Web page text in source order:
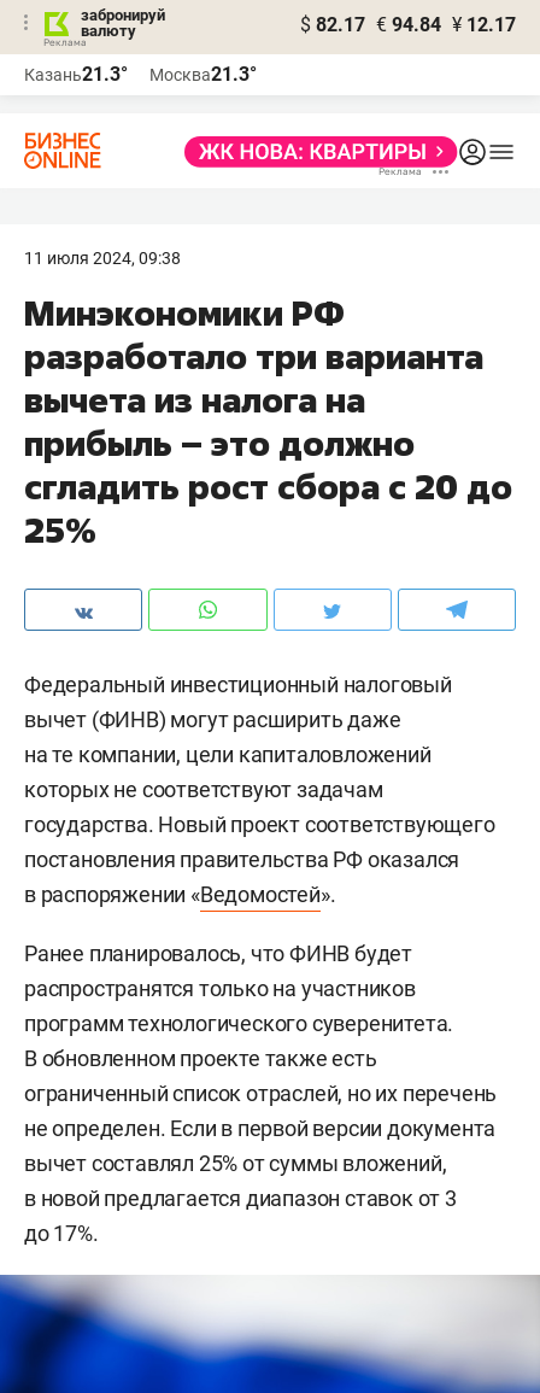
забронируй
валюту
$ 82.17 € 94.84 ¥ 12.17
Казань21.3° Москва21.3°
11 июля 2024, 09:38
Минэкономики РФ
разработало три варианта
вычета из налога на
прибыль – это должно
сгладить рост сбора с 20 до
25%
Федеральный инвестиционный налоговый
вычет (ФИНВ) могут расширить даже
на те компании, цели капиталовложений
которых не соответствуют задачам
государства. Новый проект соответствующего
постановления правительства РФ оказался
в распоряжении «Ведомостей».
Ранее планировалось, что ФИНВ будет
распространятся только на участников
программ технологического суверенитета.
В обновленном проекте также есть
ограниченный список отраслей, но их перечень
не определен. Если в первой версии документа
вычет составлял 25% от суммы вложений,
в новой предлагается диапазон ставок от 3
до 17%.